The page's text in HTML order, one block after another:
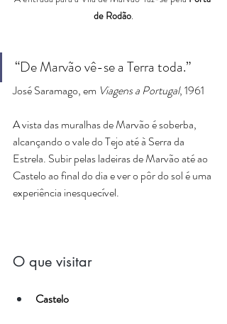
de Rodão.
“De Marvão vê-se a Terra toda.”
José Saramago, em Viagens a Portugal, 1961
A vista das muralhas de Marvão é soberba,
alcançando o vale do Tejo até à Serra da
Estrela. Subir pelas ladeiras de Marvão até ao
Castelo ao final do dia e ver o pôr do sol é uma
experiência inesquecível.
O que visitar
Castelo